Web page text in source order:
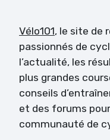
Vélo101, le site de
passionnés de
l’actualité, les
plus grandes
conseils
et des forums
communauté de